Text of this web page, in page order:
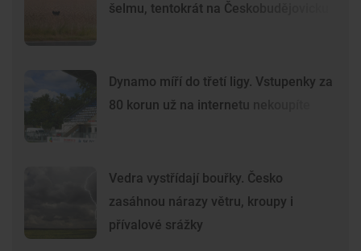
šelmu, tentokrát na Českobudějovicku
Dynamo míří do třetí ligy. Vstupenky za
80 korun už na internetu nekoupíte
Vedra vystřídají bouřky. Česko
zasáhnou nárazy větru, kroupy i
přívalové srážky